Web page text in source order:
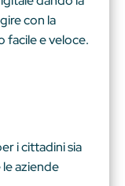
con la
facile e veloce.
i cittadini sia
aziende